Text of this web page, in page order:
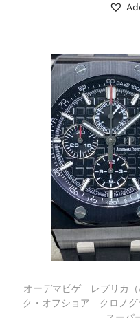
オーデマピゲ レプリカ（
ク・オフショア クロノ